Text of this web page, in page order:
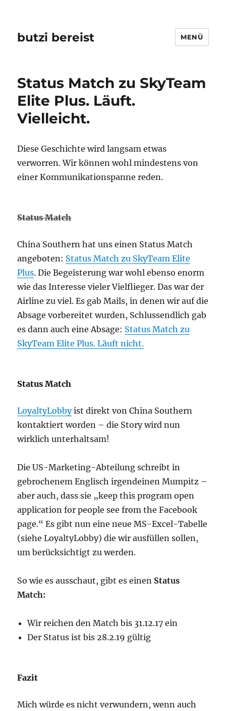
butzi bereist MENÜ
Status Match zu SkyTeam
Elite Plus. Läuft.
Vielleicht.
Diese Geschichte wird langsam etwas
verworren. Wir können wohl mindestens von
einer Kommunikationspanne reden.
Status Match
China Southern hat uns einen Status Match
angeboten: Status Match zu SkyTeam Elite
Plus. Die Begeisterung war wohl ebenso enorm
wie das Interesse vieler Vielflieger. Das war der
Airline zu viel. Es gab Mails, in denen wir auf die
Absage vorbereitet wurden, Schlussendlich gab
es dann auch eine Absage: Status Match zu
SkyTeam Elite Plus. Läuft nicht.
Status Match
LoyaltyLobbyist direkt von China Southern
kontaktiert worden – die Story wird nun
wirklich unterhaltsam!
Die US-Marketing-Abteilung schreibt in
gebrochenem Englisch irgendeinen Mumpitz –
aber auch, dass sie „keep this program open
application for people see from the Facebook
page.“ Es gibt nun eine neue MS-Excel-Tabelle
(siehe LoyaltyLobby) die wir ausfüllen sollen,
um berücksichtigt zu werden.
So wie es ausschaut, gibt es einen Status
Match:
Wir reichen den Match bis 31.12.17 ein
Der Status ist bis 28.2.19 gültig
Fazit
Mich würde es nicht verwundern, wenn auch